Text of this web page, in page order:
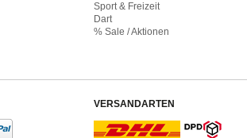
Sport & Freizeit
Dart
% Sale / Aktionen
VERSANDARTEN